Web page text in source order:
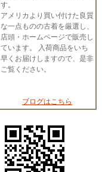
す。
アメリカより買い付けた良質
な一点ものの古着を厳選し、
店頭・ホームページで販売し
ています。 入荷商品をいち
早くお届けしますので、是非
ご覧ください。
ブログはこちら